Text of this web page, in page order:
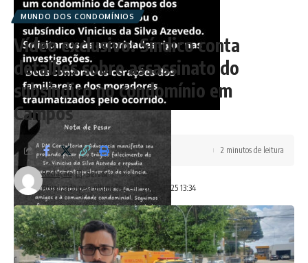
MUNDO DOS CONDOMÍNIOS
Vídeo exclusivo: Síndico conta
detalhes sobre assassinato do
subsíndico no condomínio em
Campos
Atualizado pela última vez em: 26/02/2025 13:34
Redação
2 minutos de leitura